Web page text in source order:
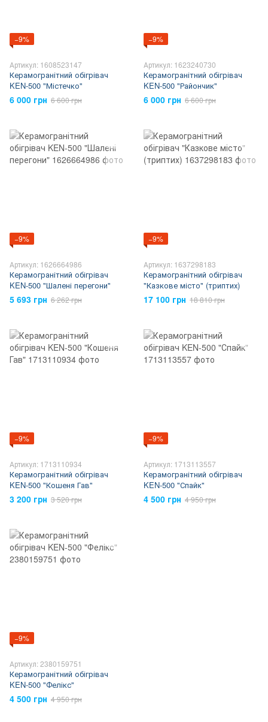
−9%
Артикул: 1608523147
Керамогранітний обігрівач
KEN-500 "Містечко"
6 000 грн 6 600 грн
−9%
Артикул: 1623240730
Керамогранітний обігрівач
KEN-500 "Райончик"
6 000 грн 6 600 грн
−9%
Артикул: 1626664986
Керамогранітний обігрівач
KEN-500 "Шалені перегони"
5 693 грн 6 262 грн
−9%
Артикул: 1637298183
Керамогранітний обігрівач
"Казкове місто" (триптих)
17 100 грн 18 810 грн
−9%
Артикул: 1713110934
Керамогранітний обігрівач
KEN-500 "Кошеня Гав"
3 200 грн 3 520 грн
−9%
Артикул: 1713113557
Керамогранітний обігрівач
KEN-500 "Спайк"
4 500 грн 4 950 грн
−9%
Артикул: 2380159751
Керамогранітний обігрівач
KEN-500 "Фелікс"
4 500 грн 4 950 грн